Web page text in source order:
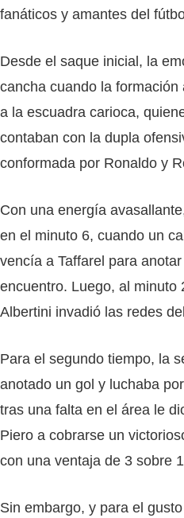
fanáticos y amantes del
Desde el saque inicial, la
cancha cuando la
a la escuadra carioca,
contaban con la dupla
conformada por Ronaldo y
Con una energía
en el minuto 6, cuando un
vencía a Taffarel para
encuentro. Luego, al minuto
Albertini invadió las redes
Para el segundo tiempo, la
anotado un gol y luchaba
tras una falta en el área le
Piero a cobrarse un
con una ventaja de 3 sobre
Sin embargo, y para el